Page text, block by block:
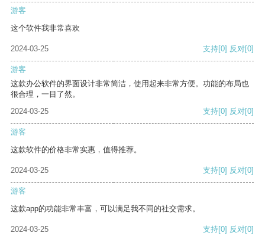
游客
这个软件我非常喜欢
2024-03-25 支持[0] 反对[0]
游客
这款办公软件的界面设计非常简洁，使用起来非常方便。功能的布局也
很合理，一目了然。
2024-03-25
支持[0] 反对[0]
游客
这款软件的价格非常实惠，值得推荐。
2024-03-25 支持[0] 反对[0]
游客
这款app的功能非常丰富，可以满足我不同的社交需求。
2024-03-25 支持[0] 反对[0]